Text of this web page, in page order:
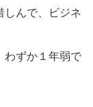
しんで、ビジネ
わずか１年弱で